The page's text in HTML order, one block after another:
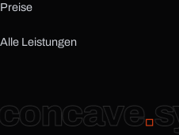
Preise
Alle Leistungen
.